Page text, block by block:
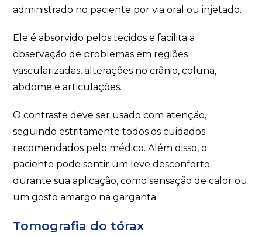
administrado no paciente por via oral ou injetado.
Ele é absorvido pelos tecidos e facilita a
observação de problemas em regiões
vascularizadas, alterações no crânio, coluna,
abdome e articulações.
O contraste deve ser usado com atenção,
seguindo estritamente todos os cuidados
recomendados pelo médico. Além disso, o
paciente pode sentir um leve desconforto
durante sua aplicação, como sensação de calor ou
um gosto amargo na garganta.
Tomografia do tórax